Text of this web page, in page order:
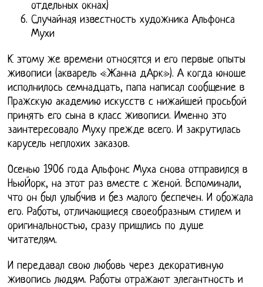
отдельных окнах)
Случайная известность художника Альфонса
Мухи
К этому же времени относятся и его первые опыты
живописи (акварель «Жанна дАрк»). А когда юноше
исполнилось семнадцать, папа написал сообщение в
Пражскую академию искусств с нижайшей просьбой
принять его сына в класс живописи. Именно это
заинтересовало Муху прежде всего. И закрутилась
карусель неплохих заказов.
Осенью 1906 года Альфонс Муха снова отправился в
НьюЙорк, на этот раз вместе с женой. Вспоминали,
что он был улыбчив и без малого беспечен. И обожала
его. Работы, отличающиеся своеобразным стилем и
оригинальностью, сразу пришлись по душе
читателям.
И передавал свою любовь через декоративную
живопись людям. Работы отражают элегантность и